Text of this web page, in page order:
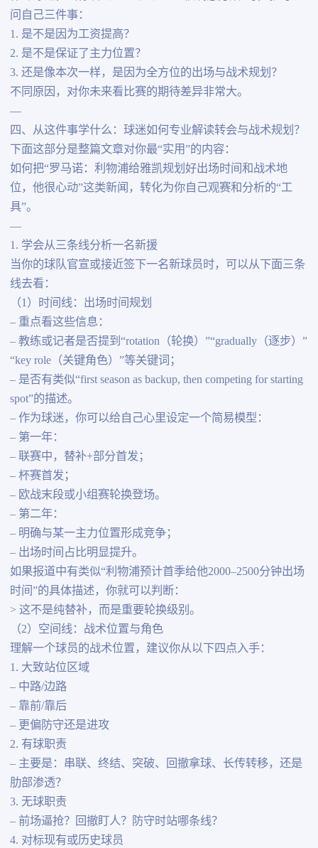
问自己三件事：
1. 是不是因为工资提高？
2. 是不是保证了主力位置？
3. 还是像本次一样，是因为全方位的出场与战术规划？
不同原因，对你未来看比赛的期待差异非常大。
—
四、从这件事学什么：球迷如何专业解读转会与战术规划？
下面这部分是整篇文章对你最“实用”的内容：
如何把“罗马诺：利物浦给雅凯规划好出场时间和战术地
位，他很心动”这类新闻，转化为你自己观赛和分析的“工
具”。
—
1. 学会从三条线分析一名新援
当你的球队官宣或接近签下一名新球员时，可以从下面三条
线去看：
（1）时间线：出场时间规划
– 重点看这些信息：
– 教练或记者是否提到“rotation（轮换）”“gradually（逐步）”
“key role（关键角色）”等关键词；
– 是否有类似“first season as backup, then competing for starting
spot”的描述。
– 作为球迷，你可以给自己心里设定一个简易模型：
– 第一年：
– 联赛中，替补+部分首发；
– 杯赛首发；
– 欧战末段或小组赛轮换登场。
– 第二年：
– 明确与某一主力位置形成竞争；
– 出场时间占比明显提升。
如果报道中有类似“利物浦预计首季给他2000–2500分钟出场
时间”的具体描述，你就可以判断：
> 这不是纯替补，而是重要轮换级别。
（2）空间线：战术位置与角色
理解一个球员的战术位置，建议你从以下四点入手：
1. 大致站位区域
– 中路/边路
– 靠前/靠后
– 更偏防守还是进攻
2. 有球职责
– 主要是：串联、终结、突破、回撤拿球、长传转移，还是
肋部渗透？
3. 无球职责
– 前场逼抢？回撤盯人？防守时站哪条线？
4. 对标现有或历史球员